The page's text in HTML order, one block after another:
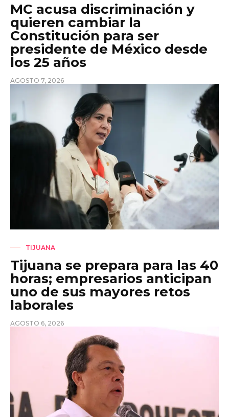
MC acusa discriminación y
quieren cambiar la
Constitución para ser
presidente de México desde
los 25 años
AGOSTO 7, 2026
TIJUANA
Tijuana se prepara para las 40
horas; empresarios anticipan
uno de sus mayores retos
laborales
AGOSTO 6, 2026